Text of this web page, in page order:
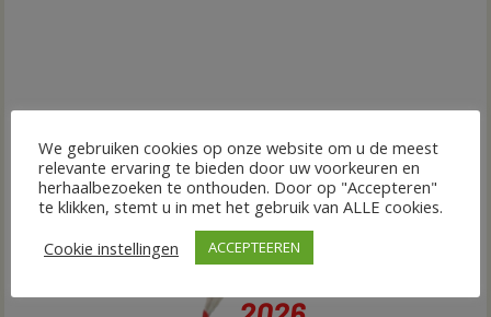
We gebruiken cookies op onze website om u de meest
relevante ervaring te bieden door uw voorkeuren en
herhaalbezoeken te onthouden. Door op "Accepteren"
te klikken, stemt u in met het gebruik van ALLE cookies.
Cookie instellingen
ACCEPTEEREN